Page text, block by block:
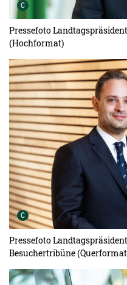
C Urheber der Grafik:
Pressefoto
(Hochformat)
C Urheber der Grafik:
Pressefoto
Besuchertribüne